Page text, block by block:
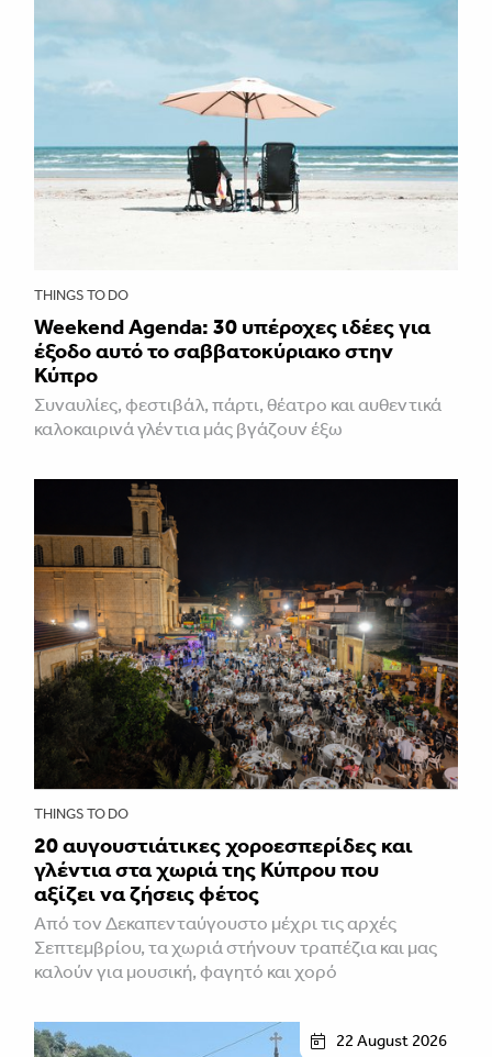
THINGS TO DO
Weekend Agenda: 30 υπέροχες ιδέες για
έξοδο αυτό το σαββατοκύριακο στην
Κύπρο
Συναυλίες, φεστιβάλ, πάρτι, θέατρο και αυθεντικά
καλοκαιρινά γλέντια μάς βγάζουν έξω
THINGS TO DO
20 αυγουστιάτικες χοροεσπερίδες και
γλέντια στα χωριά της Κύπρου που
αξίζει να ζήσεις φέτος
Από τον Δεκαπενταύγουστο μέχρι τις αρχές
Σεπτεμβρίου, τα χωριά στήνουν τραπέζια και μας
καλούν για μουσική, φαγητό και χορό
22 August 2026